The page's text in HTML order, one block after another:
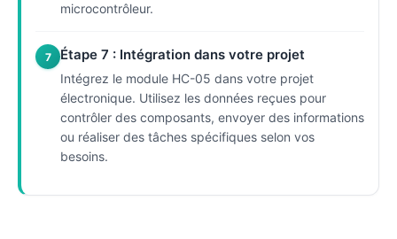
microcontrôleur.
7 Étape 7 : Intégration dans votre projet
Intégrez le module HC-05 dans votre projet
électronique. Utilisez les données reçues pour
contrôler des composants, envoyer des informations
ou réaliser des tâches spécifiques selon vos
besoins.